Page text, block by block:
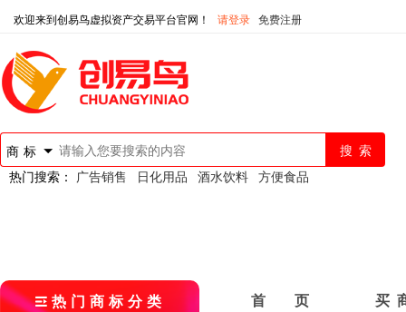
欢迎来到创易鸟虚拟资产交易平台官网！ 请登录 免费注册
商标
热门搜索： 广告销售 日化用品 酒水饮料 方便食品
热门商标分类 首 页 买